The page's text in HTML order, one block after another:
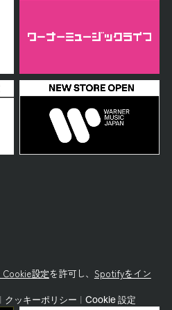
Cookie設定を許可し、 Spotifyをイン
クッキーポリシー Cookie 設定